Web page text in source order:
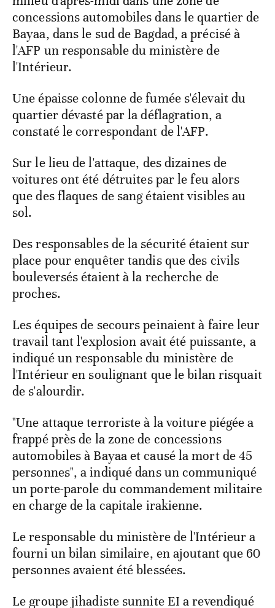
concessions automobiles dans le quartier de
Bayaa, dans le sud de Bagdad, a précisé à
l'AFP un responsable du ministère de
l'Intérieur.
Une épaisse colonne de fumée s'élevait du
quartier dévasté par la déflagration, a
constaté le correspondant de l'AFP.
Sur le lieu de l'attaque, des dizaines de
voitures ont été détruites par le feu alors
que des flaques de sang étaient visibles au
sol.
Des responsables de la sécurité étaient sur
place pour enquêter tandis que des civils
bouleversés étaient à la recherche de
proches.
Les équipes de secours peinaient à faire leur
travail tant l'explosion avait été puissante, a
indiqué un responsable du ministère de
l'Intérieur en soulignant que le bilan risquait
de s'alourdir.
"Une attaque terroriste à la voiture piégée a
frappé près de la zone de concessions
automobiles à Bayaa et causé la mort de 45
personnes", a indiqué dans un communiqué
un porte-parole du commandement militaire
en charge de la capitale irakienne.
Le responsable du ministère de l'Intérieur a
fourni un bilan similaire, en ajoutant que 60
personnes avaient été blessées.
Le groupe jihadiste sunnite EI a revendiqué